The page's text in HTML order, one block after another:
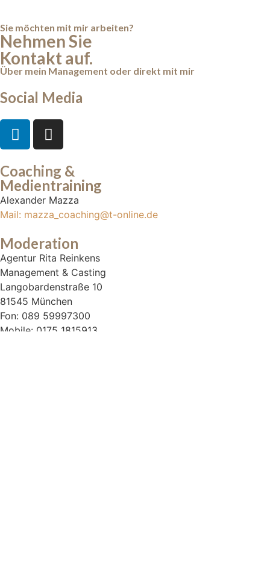
Sie möchten mit mir arbeiten?
Nehmen Sie
Kontakt auf.
Über mein Management oder direkt mit mir
Social Media
Coaching &
Medientraining
Alexander Mazza
Mail: mazza_coaching@t-online.de
Moderation
Agentur Rita Reinkens
Management & Casting
Langobardenstraße 10
81545 München
Fon: 089 59997300
Mobile: 0175 1815913